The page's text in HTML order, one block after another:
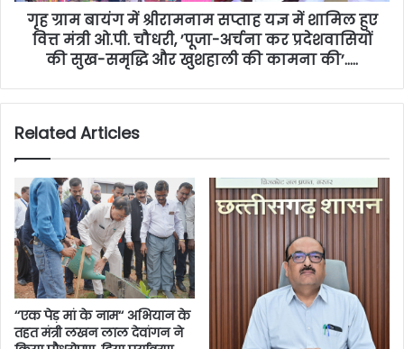
गृह ग्राम बायंग में श्रीरामनाम सप्ताह यज्ञ में शामिल हुए
वित्त मंत्री ओ.पी. चौधरी, ’पूजा-अर्चना कर प्रदेशवासियों
की सुख-समृद्धि और खुशहाली की कामना की’…..
Related Articles
‘‘एक पेड़ मां के नाम‘‘ अभियान के
तहत मंत्री लखन लाल देवांगन ने